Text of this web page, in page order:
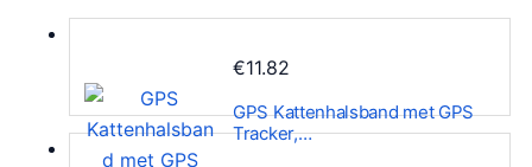
€11.82
GPS Kattenhalsband met GPS
Tracker,…